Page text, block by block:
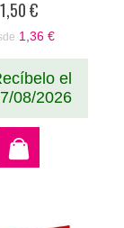
1,50 €
1,36 €
el
08/2026